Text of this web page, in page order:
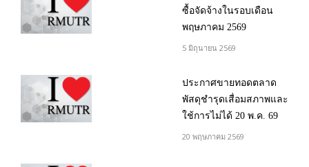
ซื้อจัดจ้างในรอบเดือน
พฤษภาคม 2569
5 มิถุนายน 2569
ประกาศขายทอดตลาด
พัสดุชำรุดเสื่อมสภาพและ
ใช้การไม่ได้ 20 พ.ค. 69
20 พฤษภาคม 2569